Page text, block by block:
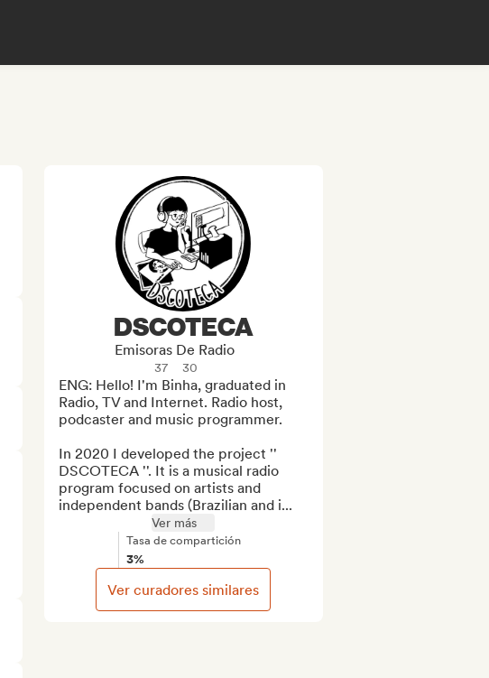
DSCOTECA
Emisoras De Radio
37 30
ENG: Hello! I'm Binha, graduated in
Radio, TV and Internet. Radio host,
podcaster and music programmer.
In 2020 I developed the project ''
DSCOTECA ''. It is a musical radio
program focused on artists and
independent bands (Brazilian and i...
Ver más
Tasa de compartición
3%
Ver curadores similares